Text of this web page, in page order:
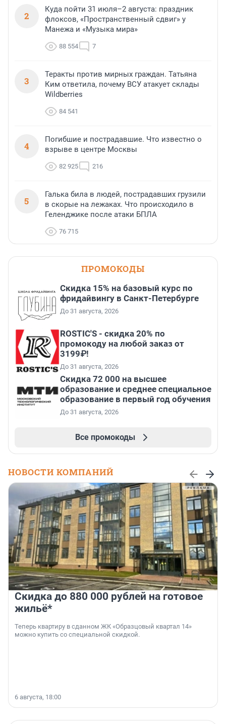
2
Куда пойти 31 июля–2 августа: праздник
флоксов, «Пространственный сдвиг» у
Манежа и «Музыка мира»
88 554 7
3
Теракты против мирных граждан. Татьяна
Ким ответила, почему ВСУ атакует склады
Wildberries
84 541
4
Погибшие и пострадавшие. Что известно о
взрыве в центре Москвы
82 925 216
5
Галька била в людей, пострадавших грузили
в скорые на лежаках. Что происходило в
Геленджике после атаки БПЛА
76 715
ПРОМОКОДЫ
Скидка 15% на базовый курс по
фридайвингу в Санкт-Петербурге
До 31 августа, 2026
ROSTIC'S - скидка 20% по
промокоду на любой заказ от
3199₽!
До 31 августа, 2026
Скидка 72 000 на высшее
образование и среднее специальное
образование в первый год обучения
До 31 августа, 2026
Все промокоды
НОВОСТИ КОМПАНИЙ
Скидка до 880 000 рублей на готовое
жильё*
Теперь квартиру в сданном ЖК «Образцовый квартал 14»
можно купить со специальной скидкой.
6 августа, 18:00